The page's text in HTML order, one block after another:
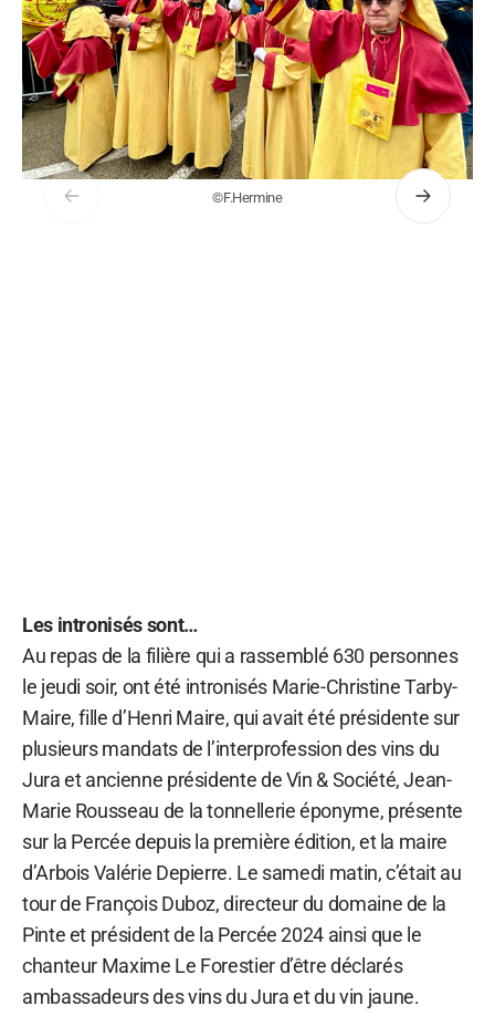
©F.Hermine
Précédent Suivant
Les intronisés sont…
Au repas de la filière qui a rassemblé 630 personnes
le jeudi soir, ont été intronisés Marie-Christine Tarby-
Maire, fille d’Henri Maire, qui avait été présidente sur
plusieurs mandats de l’interprofession des vins du
Jura et ancienne présidente de Vin & Société, Jean-
Marie Rousseau de la tonnellerie éponyme, présente
sur la Percée depuis la première édition, et la maire
d’Arbois Valérie Depierre. Le samedi matin, c’était au
tour de François Duboz, directeur du domaine de la
Pinte et président de la Percée 2024 ainsi que le
chanteur Maxime Le Forestier d’être déclarés
ambassadeurs des vins du Jura et du vin jaune.